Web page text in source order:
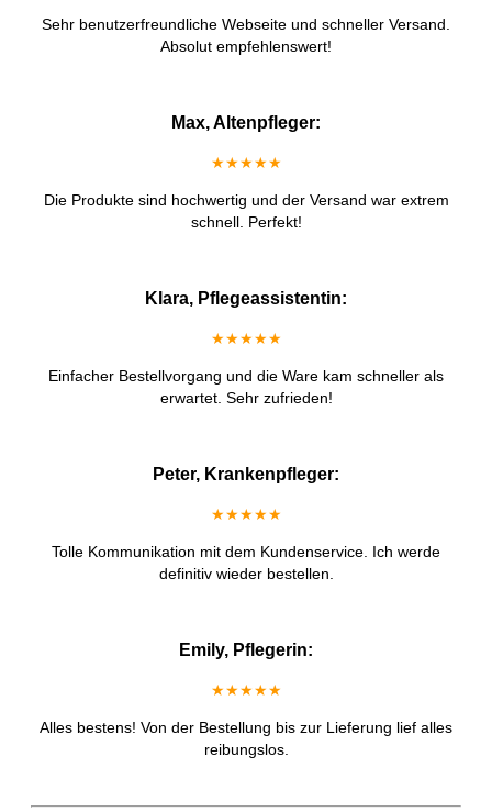
Sehr benutzerfreundliche Webseite und schneller Versand.
Absolut empfehlenswert!
Max, Altenpfleger:
★★★★★
Die Produkte sind hochwertig und der Versand war extrem
schnell. Perfekt!
Klara, Pflegeassistentin:
★★★★★
Einfacher Bestellvorgang und die Ware kam schneller als
erwartet. Sehr zufrieden!
Peter, Krankenpfleger:
★★★★★
Tolle Kommunikation mit dem Kundenservice. Ich werde
definitiv wieder bestellen.
Emily, Pflegerin:
★★★★★
Alles bestens! Von der Bestellung bis zur Lieferung lief alles
reibungslos.